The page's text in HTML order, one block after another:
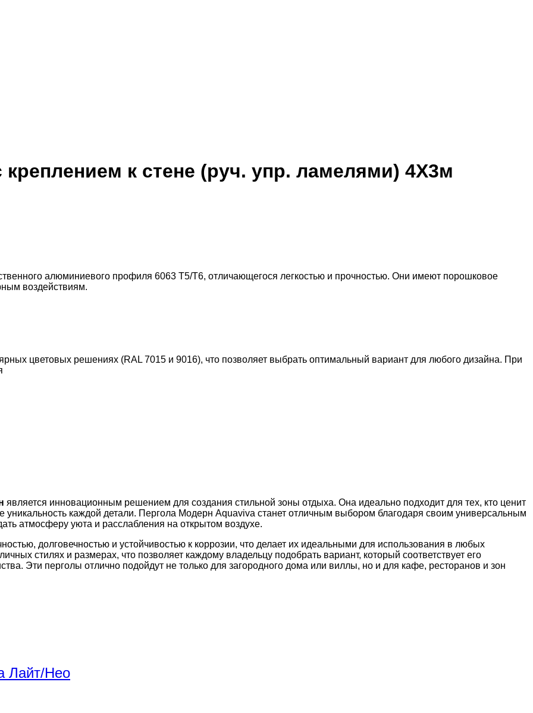
к стене (руч. упр. ламелями) 4X3м
алюминиевого профиля 6063 T5/T6, отличающегося легкостью и прочностью. Они имеют порошковое
воздействиям.
цветовых решениях (RAL 7015 и 9016), что позволяет выбрать оптимальный вариант для любого дизайна. При
является инновационным решением для создания стильной зоны отдыха. Она идеально подходит для тех, кто ценит
уникальность каждой детали. Пергола Модерн Aquaviva станет отличным выбором благодаря своим универсальным
атмосферу уюта и расслабления на открытом воздухе.
долговечностью и устойчивостью к коррозии, что делает их идеальными для использования в любых
стилях и размерах, что позволяет каждому владельцу подобрать вариант, который соответствует его
Эти перголы отлично подойдут не только для загородного дома или виллы, но и для кафе, ресторанов и зон
Лайт/Нео